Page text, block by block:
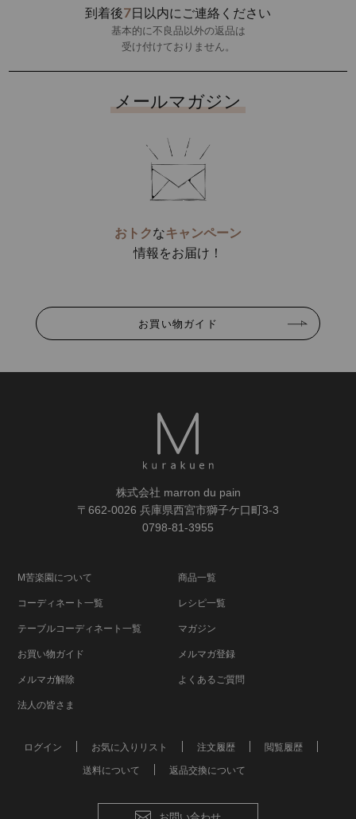
到着後7日以内にご連絡ください
基本的に不良品以外の返品は
受け付けておりません。
メールマガジン
おトクなキャンペーン
情報をお届け！
お買い物ガイド
株式会社 marron du pain
〒662-0026 兵庫県西宮市獅子ケ口町3-3
0798-81-3955
M苦楽園について 商品一覧
コーディネート一覧 レシピ一覧
テーブルコーディネート一覧 マガジン
お買い物ガイド メルマガ登録
メルマガ解除 よくあるご質問
法人の皆さま
ログイン お気に入りリスト 注文履歴 閲覧履歴
送料について 返品交換について